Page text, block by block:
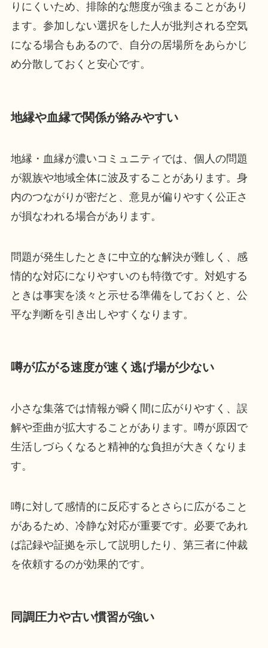
りにくいため、排除的な態度が強まることがあり
ます。参加しない選択をした人が批判される空気
になる場合もあるので、自分の居場所をあらかじ
め分散しておくと安心です。
地縁や血縁で関係が絡みやすい
地縁・血縁が濃いコミュニティでは、個人の問題
が親族や地域全体に波及することがあります。身
内のつながりが密だと、意見が偏りやすく公正さ
が損なわれる場合があります。
問題が発生したときに中立的な解決が難しく、感
情的な対応になりやすいのも特徴です。対処する
ときは事実を淡々と示せる準備をしておくと、公
平な判断を引き出しやすくなります。
噂が広がる速度が速く逃げ場が少ない
小さな集落では情報が瞬く間に広がりやすく、誤
解や歪曲が拡大することがあります。噂が原因で
生活しづらくなると精神的な負担が大きくなりま
す。
噂に対して感情的に反応するとさらに広がること
があるため、冷静な対応が重要です。必要であれ
ば記録や証拠を示して説明したり、第三者に仲裁
を依頼するのが効果的です。
同調圧力や古い慣習が強い